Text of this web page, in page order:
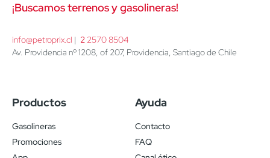
¡Buscamos terrenos y gasolineras!
info@petroprix.cl | 2 2570 8504
Av. Providencia nº 1208, of 207, Providencia, Santiago de Chile
Productos
Gasolineras
Promociones
Ayuda
Contacto
FAQ